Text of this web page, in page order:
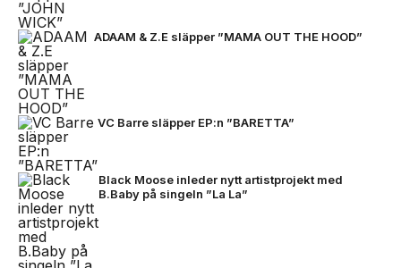
ADAAM & Z.E släpper ”MAMA OUT THE HOOD”
VC Barre släpper EP:n ”BARETTA”
Black Moose inleder nytt artistprojekt med
B.Baby på singeln ”La La”